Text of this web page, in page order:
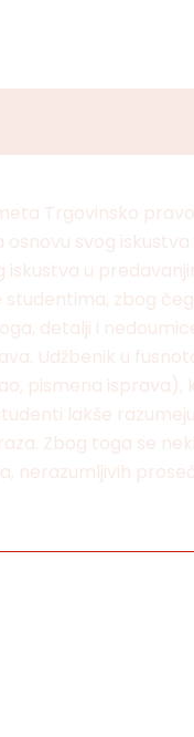
Trgovinsko
svog
u
zbog
detalji i
Udžbenik u
pismena isprava),
lakše
Zbog toga se
nerazumljivih